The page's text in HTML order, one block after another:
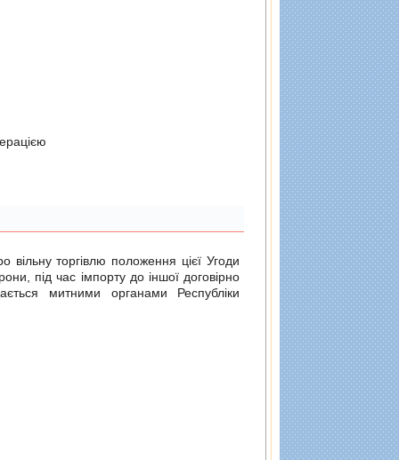
вільну торгівлю положення цієї Угоди
під час імпорту до іншої договірно
митними органами Республіки